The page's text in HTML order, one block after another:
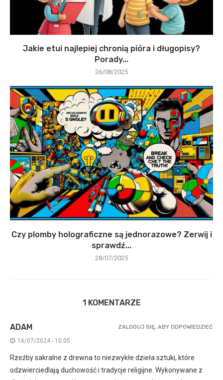
Jakie etui najlepiej chronią pióra i długopisy?
Porady...
26/08/2025
Czy plomby holograficzne są jednorazowe? Zerwij i
sprawdź...
28/07/2025
1 KOMENTARZE
ADAM
16/07/2024 - 10:05
Rzeźby sakralne z drewna to niezwykłe dzieła sztuki, które
odzwierciedlają duchowość i tradycje religijne. Wykonywane z
ZALOGUJ SIĘ, ABY ODPOWIEDZIEĆ